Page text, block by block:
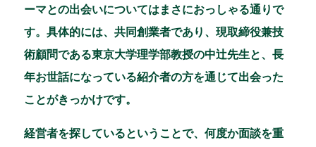
ーマとの出会いについてはまさにおっしゃる通りで
す。具体的には、共同創業者であり、現取締役兼技
術顧問である東京大学理学部教授の中辻先生と、長
年お世話になっている紹介者の方を通じて出会った
ことがきっかけです。
経営者を探しているということで、何度か面談を重